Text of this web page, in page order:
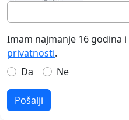
Imam najmanje 16 godina
privatnosti.
Da
Ne
Pošalji